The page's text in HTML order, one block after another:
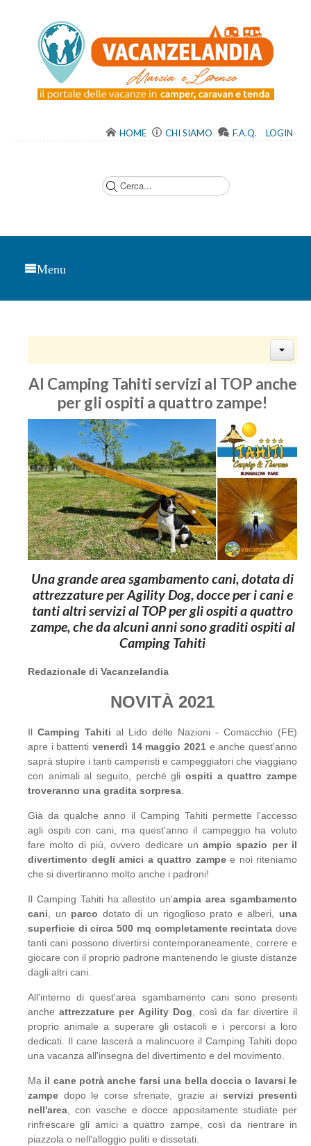
HOME CHI SIAMO F.A.Q. LOGIN
Menu
Al Camping Tahiti servizi al TOP anche
per gli ospiti a quattro zampe!
Una grande area sgambamento cani, dotata di
attrezzature per Agility Dog, docce per i cani e
tanti altri servizi al TOP per gli ospiti a quattro
zampe, che da alcuni anni sono graditi ospiti al
Camping Tahiti
Redazionale di Vacanzelandia
NOVITÀ 2021
Il Camping Tahiti al Lido delle Nazioni - Comacchio (FE)
apre i battenti venerdì 14 maggio 2021 e anche quest'anno
saprà stupire i tanti camperisti e campeggiatori che viaggiano
con animali al seguito, perché gli ospiti a quattro zampe
troveranno una gradita sorpresa
Già da qualche anno il Camping Tahiti permette l'accesso
agli ospiti con cani, ma quest'anno il campeggio ha voluto
fare molto di più, ovvero dedicare unampio spazio per il
divertimento degli amici a quattro zampee noi riteniamo
che si divertiranno molto anche i padroni!
Il Camping Tahiti ha allestito un'ampia area sgambamento
cani , un parco dotato di un rigoglioso prato e alberi, una
superficie di circa 500 mq completamente recintata dove
tanti cani possono divertirsi contemporaneamente, correre e
giocare con il proprio padrone mantenendo le giuste distanze
dagli altri cani.
All'interno di quest'area sgambamento cani sono presenti
ancheattrezzature per Agility Dog , così da far divertire il
proprio animale a superare gli ostacoli e i percorsi a loro
dedicati. Il cane lascerà a malincuore il Camping Tahiti dopo
una vacanza all'insegna del divertimento e del movimento.
Ma il cane potrà anche farsi una bella doccia o lavarsi le
zampe dopo le corse sfrenate, grazie ai servizi presenti
nell'area , con vasche e docce appositamente studiate per
rinfrescare gli amici a quattro zampe, così da rientrare in
piazzola o nell'alloggio puliti e dissetati.